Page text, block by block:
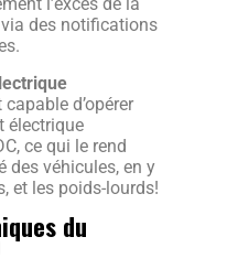
des notifications
d’opérer
électrique
ce qui le rend
des véhicules, en y
et les poids-lourds!
du